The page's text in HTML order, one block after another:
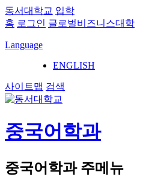
동서대학교 입학
홈 로그인 글로벌비즈니스대학
Language
ENGLISH
사이트맵 검색
중국어학과
중국어학과 주메뉴